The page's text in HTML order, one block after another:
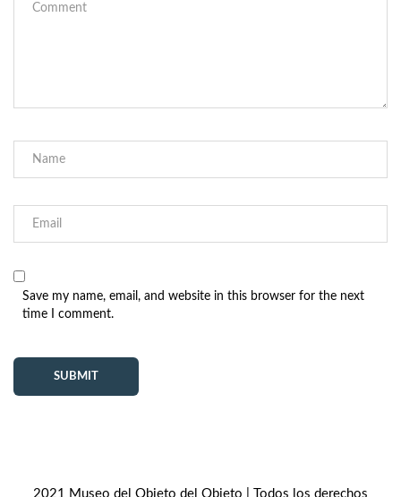
Save my name, email, and website in this browser for the next
time I comment.
2021 Museo del Objeto del Objeto | Todos los derechos